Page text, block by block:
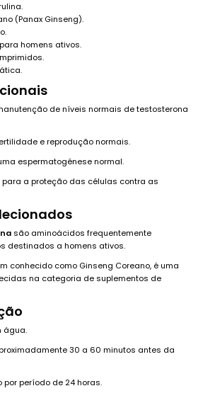
(Panax Ginseng).
homens ativos.
de níveis normais de testosterona
e reprodução normais.
espermatogénese normal.
a proteção das células contra as
são aminoácidos frequentemente
destinados a homens ativos.
conhecido como Ginseng Coreano, é uma
na categoria de suplementos de
água.
30 a 60 minutos antes da
por período de 24 horas.